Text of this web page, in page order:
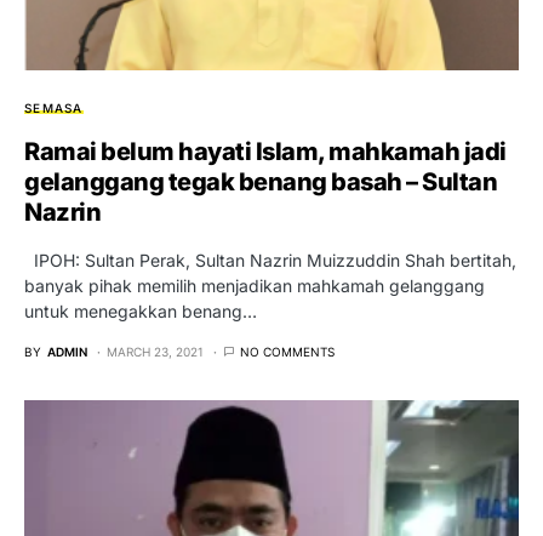
SEMASA
Ramai belum hayati Islam, mahkamah jadi
gelanggang tegak benang basah – Sultan
Nazrin
IPOH: Sultan Perak, Sultan Nazrin Muizzuddin Shah bertitah,
banyak pihak memilih menjadikan mahkamah gelanggang
untuk menegakkan benang…
BY ADMIN MARCH 23, 2021 NO COMMENTS